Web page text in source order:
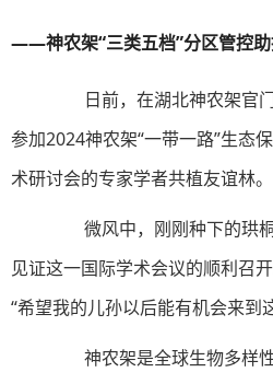
——神农架“三类五档”分区管控
日前，在湖北神农架官门
参加2024神农架“一带一路”生态
术研讨会的专家学者共植友谊林。
微风中，刚刚种下的珙
见证这一国际学术会议的顺利召
“希望我的儿孙以后能有机会来到
神农架是全球生物多样